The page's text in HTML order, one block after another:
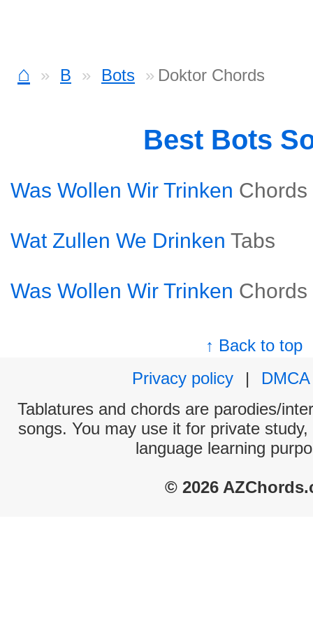
⌂ B Bots Doktor Chords
Best Bots
Was Wollen Wir Trinken Chords
Wat Zullen We Drinken Tabs
Was Wollen Wir Trinken Chords
↑ Back to top
Privacy policy
|
DMCA
Tablatures and chords are parodies/
songs. You may use it for private
language learning
© 2026